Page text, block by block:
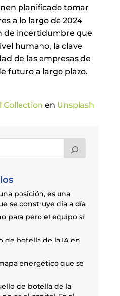
planificado tomar
a lo largo de 2024
de incertidumbre que
humano, la clave
de las empresas de
futuro a largo plazo.
Collection en Unsplash
posición, es una
se construye día a día
para pero el equipo sí
de botella de la IA en
energético que se
de botella de la